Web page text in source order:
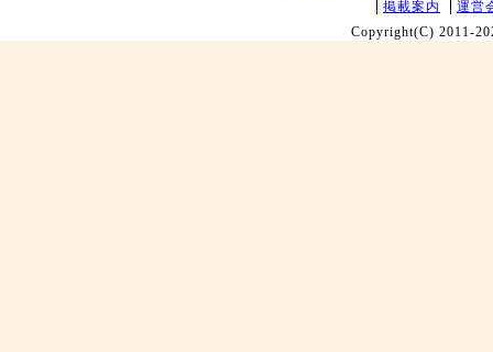
掲載案内
運営
Copyright(C) 2011-